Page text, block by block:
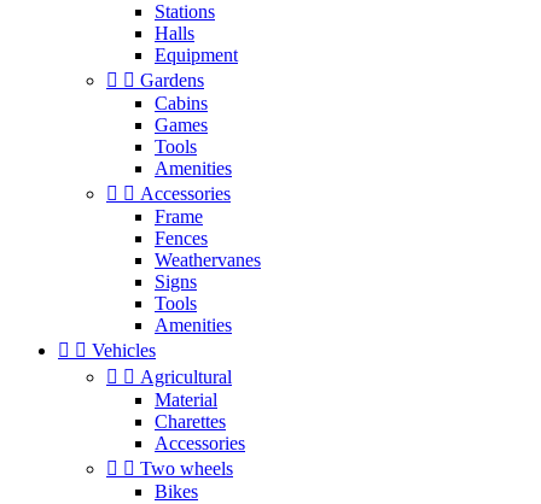
Stations
Halls
Equipment
  Gardens
Cabins
Games
Tools
Amenities
  Accessories
Frame
Fences
Weathervanes
Signs
Tools
Amenities
  Vehicles
  Agricultural
Material
Charettes
Accessories
  Two wheels
Bikes